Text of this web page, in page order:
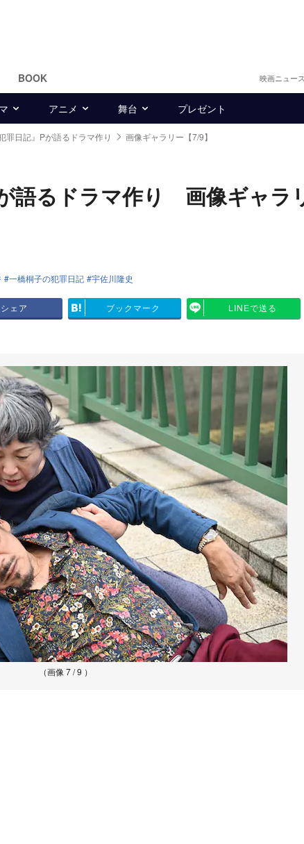
BOOK 映画ニュー
アニメ 舞台 プレゼント
罪日記』Pが語るドラマ作り 画像ギャラリー【7/9】
語るドラマ作り 画像ギャラ
一橋桐子の犯罪日記 宇佐川隆史
シェア ブックマーク LINEで送る
（画像 7 / 9 ）